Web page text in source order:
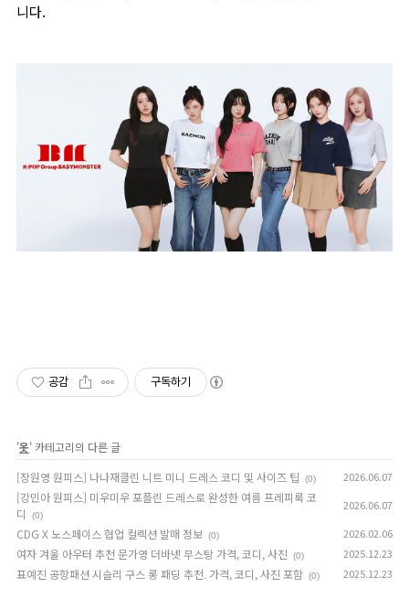
니다.
공감 구독하기
'옷' 카테고리의 다른 글
[장원영 원피스] 나나재클린 니트 미니 드레스 코디 및 사이즈 팁
(0) 2026.06.07
[강민아 원피스] 미우미우 포플린 드레스로 완성한 여름 프레피룩 코
디
(0)
2026.06.07
CDG X 노스페이스 협업 컬렉션 발매 정보 (0) 2026.02.06
여자 겨울 아우터 추천 문가영 더바넷 무스탕 가격, 코디, 사진 (0) 2025.12.23
표예진 공항패션 시슬리 구스 롱 패딩 추천. 가격, 코디, 사진 포함 (0) 2025.12.23